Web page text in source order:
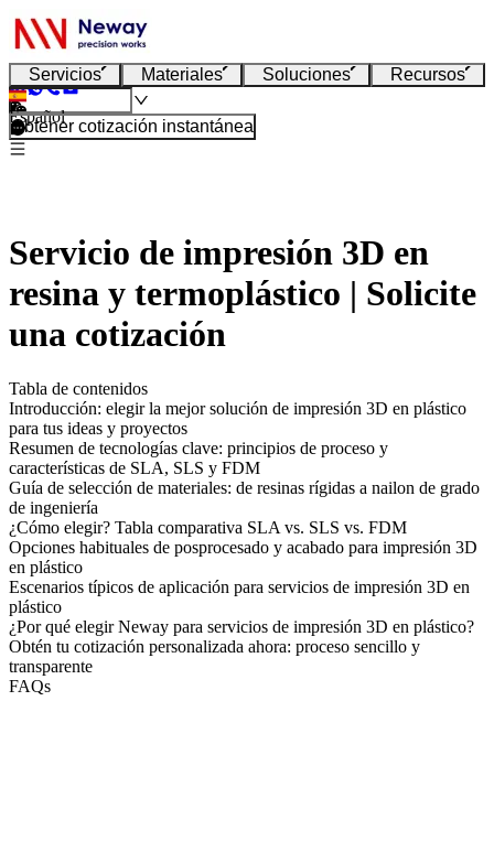
Servicios Materiales Soluciones Recursos
Español
Obtener cotización instantánea
Servicio de impresión 3D en
resina y termoplástico | Solicite
una cotización
Tabla de contenidos
Introducción: elegir la mejor solución de impresión 3D en plástico
para tus ideas y proyectos
Resumen de tecnologías clave: principios de proceso y
características de SLA, SLS y FDM
Guía de selección de materiales: de resinas rígidas a nailon de grado
de ingeniería
¿Cómo elegir? Tabla comparativa SLA vs. SLS vs. FDM
Opciones habituales de posprocesado y acabado para impresión 3D
en plástico
Escenarios típicos de aplicación para servicios de impresión 3D en
plástico
¿Por qué elegir Neway para servicios de impresión 3D en plástico?
Obtén tu cotización personalizada ahora: proceso sencillo y
transparente
FAQs